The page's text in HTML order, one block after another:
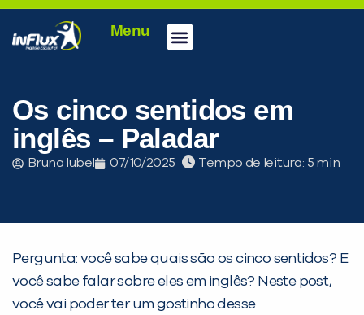
Menu
Os cinco sentidos em
inglês – Paladar
Bruna Iubel 07/10/2025 Tempo de leitura:
Pergunta: você sabe quais são os cinco sentidos? E
você sabe falar sobre eles em inglês? Neste post,
você vai poder ter um gostinho desse